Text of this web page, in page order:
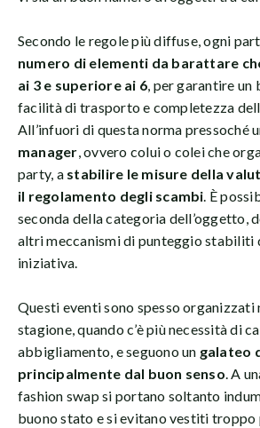
Secondo le regole più diffuse, ogni
numero di elementi da barattare
ai 3 e superiore ai 6, per garantire
facilità di trasporto e completezza
All’infuori di questa norma pressoché
manager, ovvero colui o colei che
party, a stabilire le misure della
il regolamento degli scambi. È
seconda della categoria dell’oggetto,
altri meccanismi di punteggio stabiliti
iniziativa.
Questi eventi sono spesso organizzati
stagione, quando c’è più necessità di
abbigliamento, e seguono un galateo
principalmente dal buon senso. A
fashion swap si portano soltanto
buono stato e si evitano vestiti troppo